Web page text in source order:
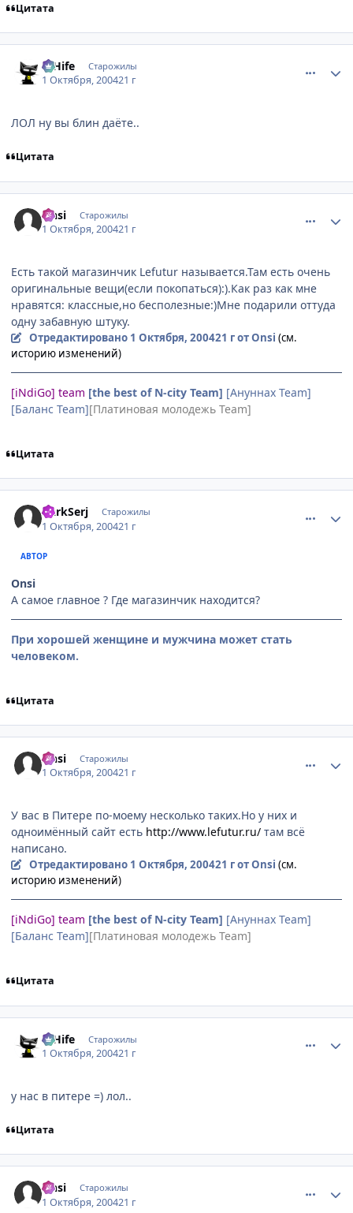
Цитата
D'Hife Старожилы
1 Октября, 200421 г
ЛОЛ ну вы блин даёте..
Цитата
Onsi Старожилы
1 Октября, 200421 г
Есть такой магазинчик Lefutur называется.Там есть очень
оригинальные вещи(если покопаться):).Как раз как мне
нравятся: классные,но бесполезные:)Мне подарили оттуда
одну забавную штуку.
Отредактировано 1 Октября, 200421 гот Onsi (см.
историю изменений)
[iNdiGo] team [the best of N-city Team] [Ануннах Team]
[Баланс Team][Платиновая молодежь Team]
Цитата
DarkSerj Старожилы
1 Октября, 200421 г
АВТОР
Onsi
А самое главное ? Где магазинчик находится?
При хорошей женщине и мужчина может стать
человеком.
Цитата
Onsi Старожилы
1 Октября, 200421 г
У вас в Питере по-моему несколько таких.Но у них и
одноимённый сайт есть http://www.lefutur.ru/ там всё
написано.
Отредактировано 1 Октября, 200421 гот Onsi (см.
историю изменений)
[iNdiGo] team [the best of N-city Team] [Ануннах Team]
[Баланс Team][Платиновая молодежь Team]
Цитата
D'Hife Старожилы
1 Октября, 200421 г
у нас в питере =) лол..
Цитата
Onsi Старожилы
1 Октября, 200421 г